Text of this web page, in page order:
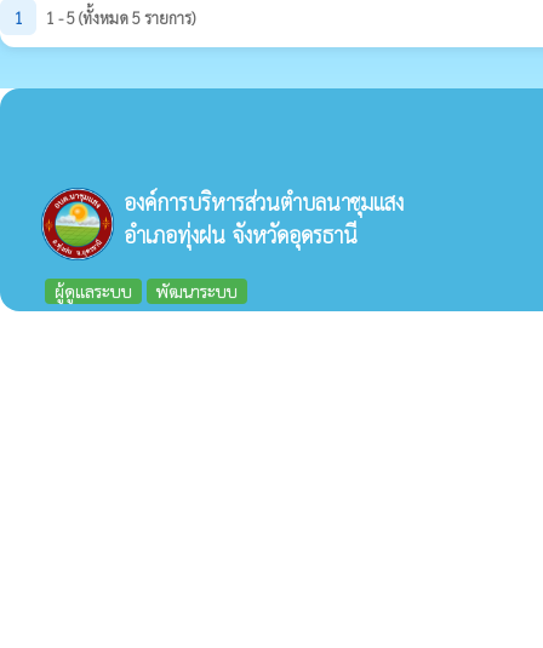
1 1 - 5 (ทั้งหมด 5 รายการ)
องค์การบริหารส่วนตำบลนาชุมแสง
อำเภอทุ่งฝน จังหวัดอุดรธานี
ผู้ดูแลระบบ พัฒนาระบบ